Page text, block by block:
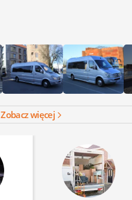
Zobacz więcej